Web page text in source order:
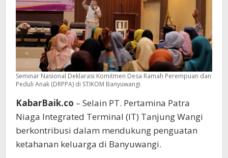
Seminar Nasional Deklarasi Komitmen Desa Ramah Perempuan dan
Peduli Anak (DRPPA) di STIKOM Banyuwangi
KabarBaik.co – Selain PT. Pertamina Patra
Niaga Integrated Terminal (IT) Tanjung Wangi
berkontribusi dalam mendukung penguatan
ketahanan keluarga di Banyuwangi.